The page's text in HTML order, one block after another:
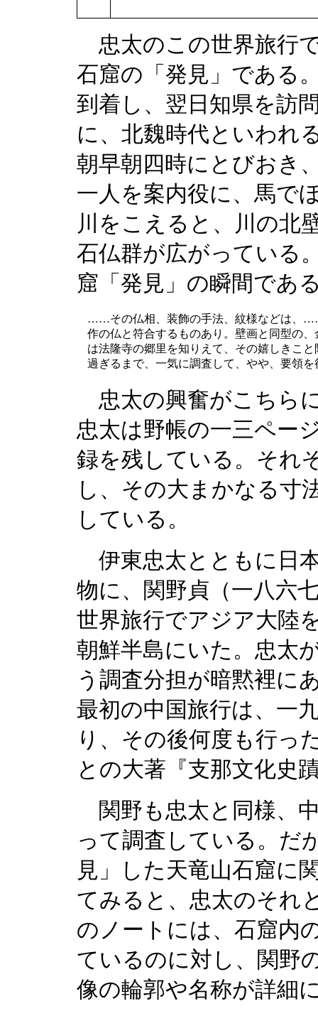
忠太のこの世界旅行
石窟の「発見」である
到着し、翌日知県を訪
に、北魏時代といわれ
朝早朝四時にとびおき
一人を案内役に、馬で
川をこえると、川の北
石仏群が広がっている
窟「発見」の瞬間であ
……その仏相、装飾の手法、紋様などは、
作の仏と符合するものあり。壁画と同型の
は法隆寺の郷里を知りえて、その嬉しきこ
過ぎるまで、一気に調査して、やや、要領を
忠太の興奮がこちら
忠太は野帳の一三ペー
録を残している。それ
し、その大まかなる寸
している。
伊東忠太とともに日
物に、関野貞（一八六
世界旅行でアジア大陸
朝鮮半島にいた。忠太
う調査分担が暗黙裡に
最初の中国旅行は、一
り、その後何度も行っ
との大著『支那文化史
関野も忠太と同様、
って調査している。だ
見」した天竜山石窟に
てみると、忠太のそれ
のノートには、石窟内
ているのに対し、関野
像の輪郭や名称が詳細